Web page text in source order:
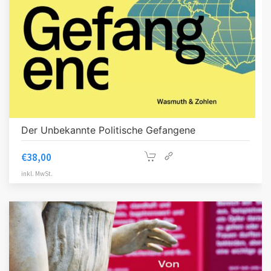
Der Unbekannte Politische Gefangene
€38,00
inkl. MwSt.